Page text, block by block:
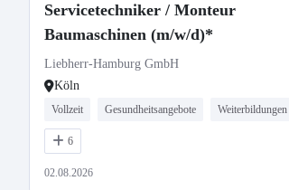
Servicetechniker / Monteur
Baumaschinen (m/w/d)*
Liebherr-Hamburg GmbH
Köln
Vollzeit Gesundheitsangebote Weiterbildungen
6
02.08.2026